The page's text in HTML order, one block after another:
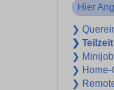
Hier
❯
❯
❯
❯ Home-
❯